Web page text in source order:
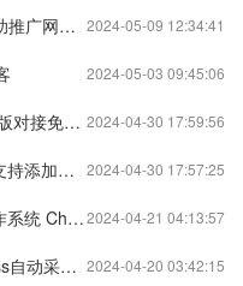
2024-05-09 12:34:41
官网源码）
2024-05-03 09:45:06
2024-04-30 17:59:56
免签约
2024-04-30 17:57:25
最新域名）
2024-04-21 04:13:57
2.7.6开心版
2024-04-20 03:42:15
发布插件